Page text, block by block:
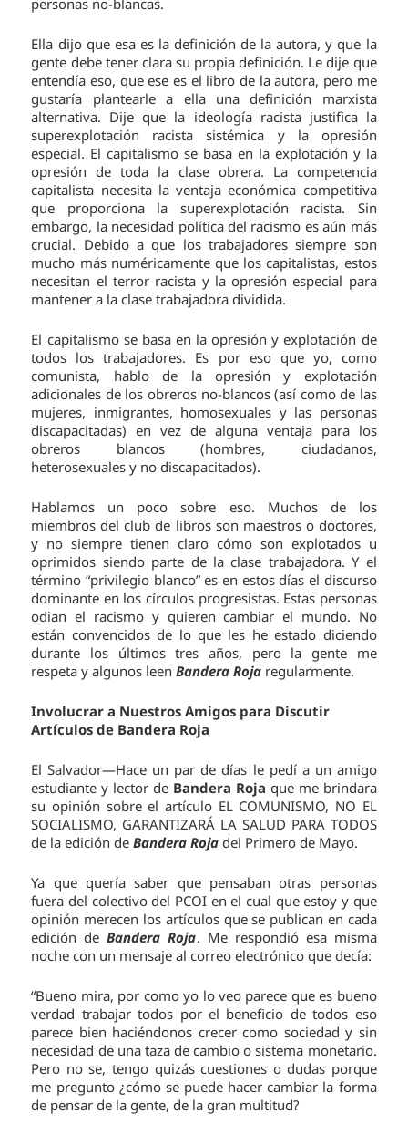
Ella dijo que esa es la definición de la autora, y que la
gente debe tener clara su propia definición. Le dije que
entendía eso, que ese es el libro de la autora, pero me
gustaría plantearle a ella una definición marxista
alternativa. Dije que la ideología racista justifica la
superexplotación racista sistémica y la opresión
especial. El capitalismo se basa en la explotación y la
opresión de toda la clase obrera. La competencia
capitalista necesita la ventaja económica competitiva
que proporciona la superexplotación racista. Sin
embargo, la necesidad política del racismo es aún más
crucial. Debido a que los trabajadores siempre son
mucho más numéricamente que los capitalistas, estos
necesitan el terror racista y la opresión especial para
mantener a la clase trabajadora dividida.
El capitalismo se basa en la opresión y explotación de
todos los trabajadores. Es por eso que yo, como
comunista, hablo de la opresión y explotación
adicionales de los obreros no-blancos (así como de las
mujeres, inmigrantes, homosexuales y las personas
discapacitadas) en vez de alguna ventaja para los
obreros blancos (hombres, ciudadanos,
heterosexuales y no discapacitados).
Hablamos un poco sobre eso. Muchos de los
miembros del club de libros son maestros o doctores,
y no siempre tienen claro cómo son explotados u
oprimidos siendo parte de la clase trabajadora. Y el
término “privilegio blanco” es en estos días el discurso
dominante en los círculos progresistas. Estas personas
odian el racismo y quieren cambiar el mundo. No
están convencidos de lo que les he estado diciendo
durante los últimos tres años, pero la gente me
respeta y algunos leenBandera Roja regularmente.
Involucrar a Nuestros Amigos para Discutir
Artículos de Bandera Roja
El Salvador—Hace un par de días le pedí a un amigo
estudiante y lector de Bandera Roja que me brindara
su opinión sobre el artículo EL COMUNISMO, NO EL
SOCIALISMO, GARANTIZARÁ LA SALUD PARA TODOS
de la edición deBandera Roja del Primero de Mayo.
Ya que quería saber que pensaban otras personas
fuera del colectivo del PCOI en el cual que estoy y que
opinión merecen los artículos que se publican en cada
edición deBandera Roja. Me respondió esa misma
noche con un mensaje al correo electrónico que decía:
“Bueno mira, por como yo lo veo parece que es bueno
verdad trabajar todos por el beneficio de todos eso
parece bien haciéndonos crecer como sociedad y sin
necesidad de una taza de cambio o sistema monetario.
Pero no se, tengo quizás cuestiones o dudas porque
me pregunto ¿cómo se puede hacer cambiar la forma
de pensar de la gente, de la gran multitud?